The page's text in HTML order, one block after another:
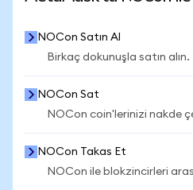
NOCon Satın Al
Birkaç dokunuşla satın alın.
NOCon Sat
NOCon coin'lerinizi nakde
NOCon Takas Et
NOCon ile blokzincirleri